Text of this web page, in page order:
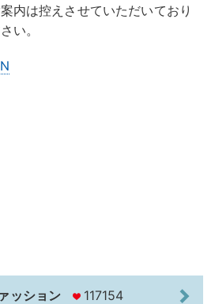
内は控えさせていただいており
い。
ッション 117154